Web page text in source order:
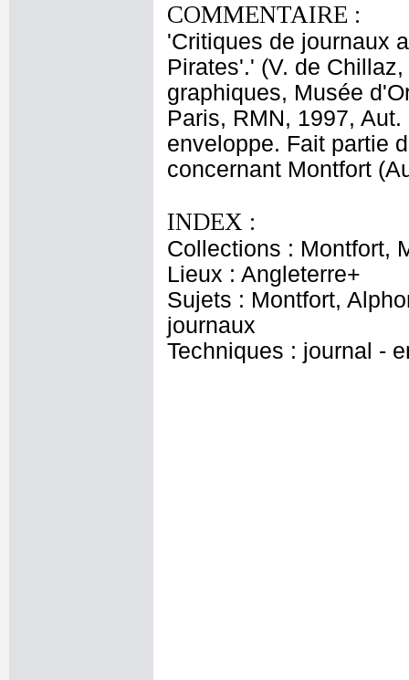
COMMENTAIRE :
'Critiques de journaux
Pirates'.' (V. de
graphiques, Musée
Paris, RMN, 1997,
enveloppe. Fait partie
concernant Montfort
INDEX :
Collections : Montfort,
Lieux : Angleterre+
Sujets : Montfort,
journaux
Techniques : journal -